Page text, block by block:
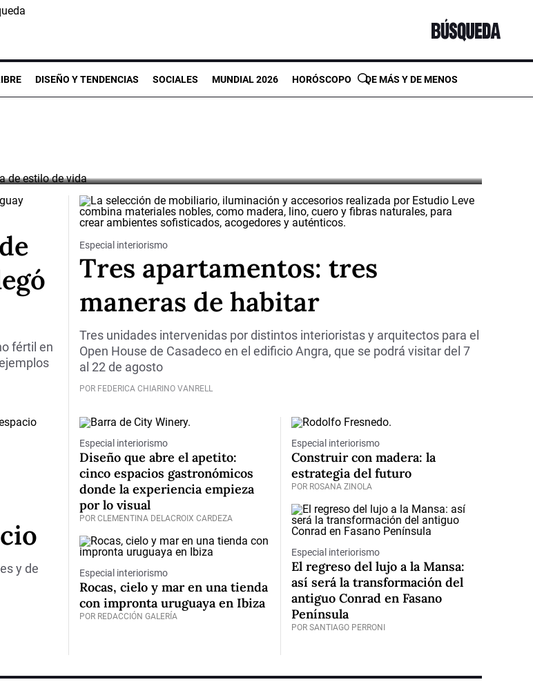
DISEÑO Y TENDENCIAS SOCIALES MUNDIAL 2026 HORÓSCOPO DE MÁS Y DE MENOS
de una periodista
fértil en
Especial interiorismo
Tres apartamentos: tres
maneras de habitar
Tres unidades intervenidas por distintos interioristas y arquitectos para el
Open House de Casadeco en el edificio Angra, que se podrá visitar del 7
al 22 de agosto
POR FEDERICA CHIARINO VANRELL
y de
Especial interiorismo
Diseño que abre el apetito:
cinco espacios gastronómicos
donde la experiencia empieza
por lo visual
POR CLEMENTINA DELACROIX CARDEZA
Especial interiorismo
Rocas, cielo y mar en una tienda
con impronta uruguaya en Ibiza
POR REDACCIÓN GALERÍA
Especial interiorismo
Construir con madera: la
estrategia del futuro
POR ROSANA ZINOLA
Especial interiorismo
El regreso del lujo a la Mansa:
así será la transformación del
antiguo Conrad en Fasano
Península
POR SANTIAGO PERRONI